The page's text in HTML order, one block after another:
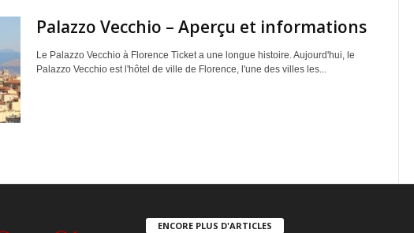
Palazzo Vecchio – Aperçu et informations
Le Palazzo Vecchio à Florence Ticket a une longue histoire. Aujourd'hui, le
Palazzo Vecchio est l'hôtel de ville de Florence, l'une des villes les...
ENCORE PLUS D'ARTICLES